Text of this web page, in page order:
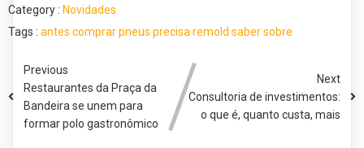
Category : Novidades
Tags : antes comprarpneus precisa remold sabersobre
Previous
Restaurantes da Praça da
Bandeira se unem para
formar polo gastronômico
Next
Consultoria de investimentos:
o que é, quanto custa, mais